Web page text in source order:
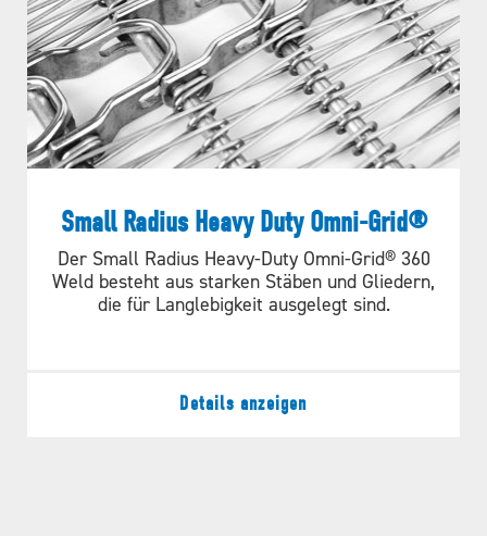
Small Radius Heavy Duty Omni-Grid®
Der Small Radius Heavy-Duty Omni-Grid® 360
Weld besteht aus starken Stäben und Gliedern,
die für Langlebigkeit ausgelegt sind.
Details anzeigen